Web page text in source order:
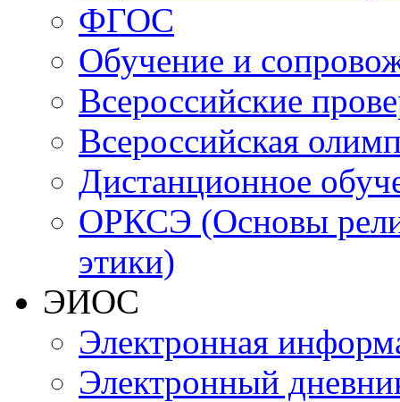
ФГОС
Обучение и
Всероссийские
Всероссийская
Дистанционное
ОРКСЭ (Основы
этики)
ЭИОС
Электронная
Электронный